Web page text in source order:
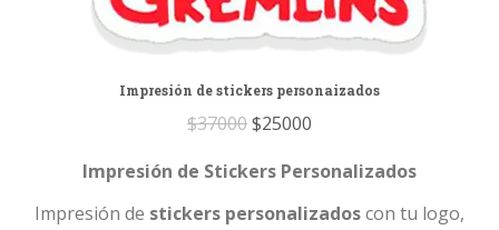
Impresión de stickers personaizados
$37000Original
was:
$37000.
$25000
is:
$25000.
Impresión de Stickers Personalizados
Impresión de stickers personalizadoscon tu logo,